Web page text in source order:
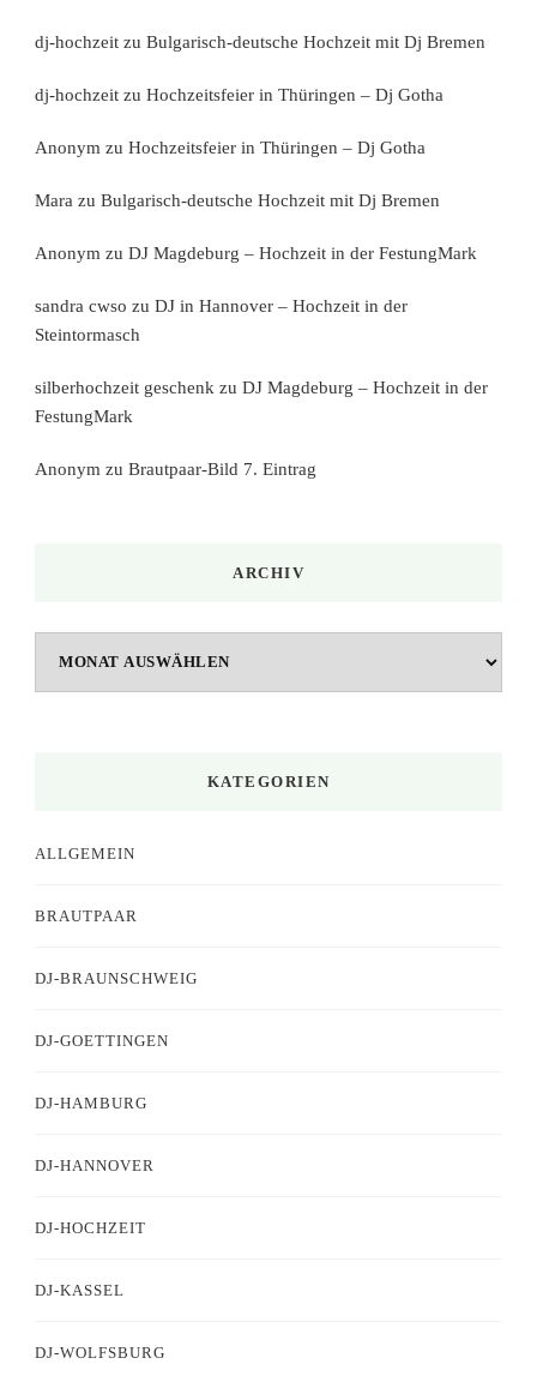
dj-hochzeit zu Bulgarisch-deutsche Hochzeit mit Dj Bremen
dj-hochzeit zu Hochzeitsfeier in Thüringen – Dj Gotha
Anonym zu Hochzeitsfeier in Thüringen – Dj Gotha
Mara zu Bulgarisch-deutsche Hochzeit mit Dj Bremen
Anonym zu DJ Magdeburg – Hochzeit in der FestungMark
sandra cwso zu DJ in Hannover – Hochzeit in der
Steintormasch
silberhochzeit geschenk zu DJ Magdeburg – Hochzeit in der
FestungMark
Anonym zu Brautpaar-Bild 7. Eintrag
ARCHIV
KATEGORIEN
ALLGEMEIN
BRAUTPAAR
DJ-BRAUNSCHWEIG
DJ-GOETTINGEN
DJ-HAMBURG
DJ-HANNOVER
DJ-HOCHZEIT
DJ-KASSEL
DJ-WOLFSBURG